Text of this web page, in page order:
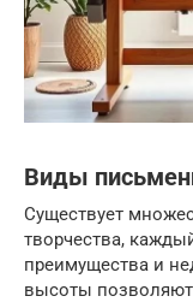
Виды
Существует
творчества,
преимущества и
высоты позволяют